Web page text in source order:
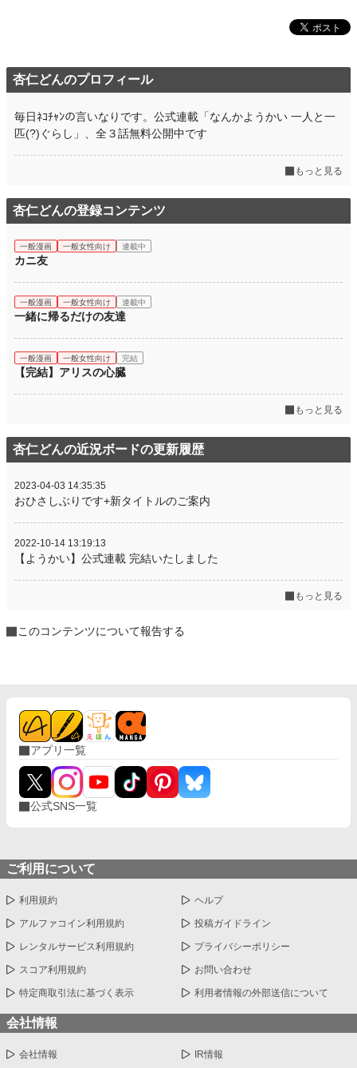
杏仁どんのプロフィール
毎日ﾈｺﾁｬﾝの言いなりです。公式連載「なんかようかい 一人と一
匹(?)ぐらし」、全３話無料公開中です
もっと見る
杏仁どんの登録コンテンツ
一般漫画 一般女性向け 連載中
カニ友
一般漫画 一般女性向け 連載中
一緒に帰るだけの友達
一般漫画 一般女性向け 完結
【完結】アリスの心臓
もっと見る
杏仁どんの近況ボードの更新履歴
2023-04-03 14:35:35
おひさしぶりです+新タイトルのご案内
2022-10-14 13:19:13
【ようかい】公式連載 完結いたしました
もっと見る
このコンテンツについて報告する
アプリ一覧
公式SNS一覧
ご利用について
利用規約 ヘルプ
アルファコイン利用規約 投稿ガイドライン
レンタルサービス利用規約 プライバシーポリシー
スコア利用規約 お問い合わせ
特定商取引法に基づく表示 利用者情報の外部送信について
会社情報
会社情報 IR情報